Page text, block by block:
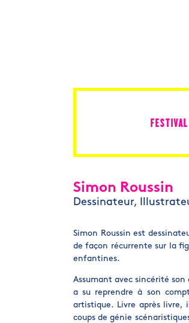
FESTIVAL
Simon Roussin
Dessinateur,
Simon Roussin est
de façon récurrente sur la
enfantines.
Assumant avec sincérité son
a su reprendre à son
artistique. Livre après livre,
coups de génie